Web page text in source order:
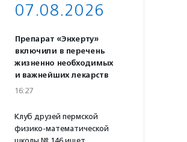
07.08.2026
Препарат «Энхерту»
включили в перечень
жизненно необходимых
и важнейших лекарств
16:27
Клуб друзей пермской
физико-математической